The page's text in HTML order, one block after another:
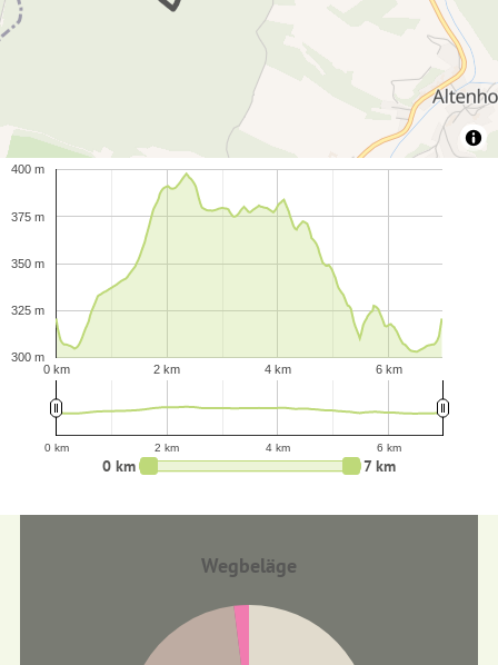
0 km 2 km 4 km 6 km
300 m
325 m
350 m
375 m
400 m
0 km 2 km 4 km 6 km
0 km 7 km
Wegbeläge